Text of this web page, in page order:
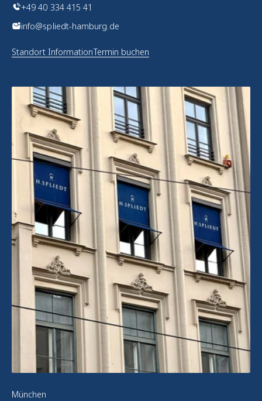
+49 40 334 415 41
info@spliedt-hamburg.de
Standort InformationTermin buchen
München